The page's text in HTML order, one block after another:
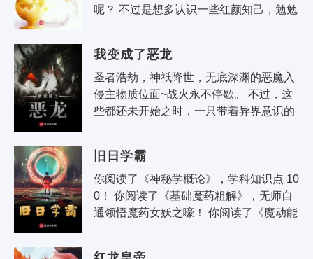
呢？ 不过是想多认识一些红颜知己，勉勉
我变成了恶龙
圣者浩劫，神祇降世，无底深渊的恶魔入
侵主物质位面~战火永不停歇。 不过，这
些都还未开始之时，一只带着异界意识的
旧日学霸
你阅读了《神秘学概论》，学科知识点 10
0！ 你阅读了《基础魔药粗解》，无师自
通领悟魔药女妖之嚎！ 你阅读了《魔动能